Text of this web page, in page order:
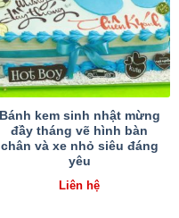
Bánh kem sinh nhật mừng
đầy tháng vẽ hình bàn
chân và xe nhỏ siêu đáng
yêu
Liên hệ